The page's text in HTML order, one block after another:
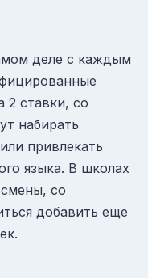
деле с каждым
2 ставки, со
набирать
привлекать
языка. В школах
со
добавить еще